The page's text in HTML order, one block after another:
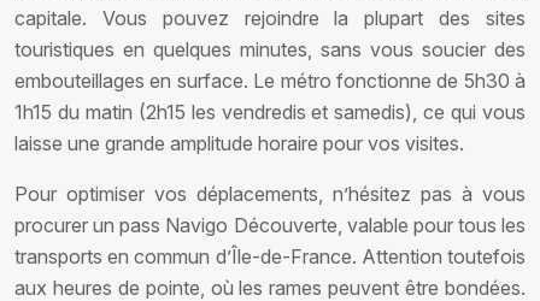
capitale. Vous pouvez rejoindre la plupart des sites
touristiques en quelques minutes, sans vous soucier des
embouteillages en surface. Le métro fonctionne de 5h30 à
1h15 du matin (2h15 les vendredis et samedis), ce qui vous
laisse une grande amplitude horaire pour vos visites.
Pour optimiser vos déplacements, n’hésitez pas à vous
procurer un pass Navigo Découverte, valable pour tous les
transports en commun d’Île-de-France. Attention toutefois
aux heures de pointe, où les rames peuvent être bondées.